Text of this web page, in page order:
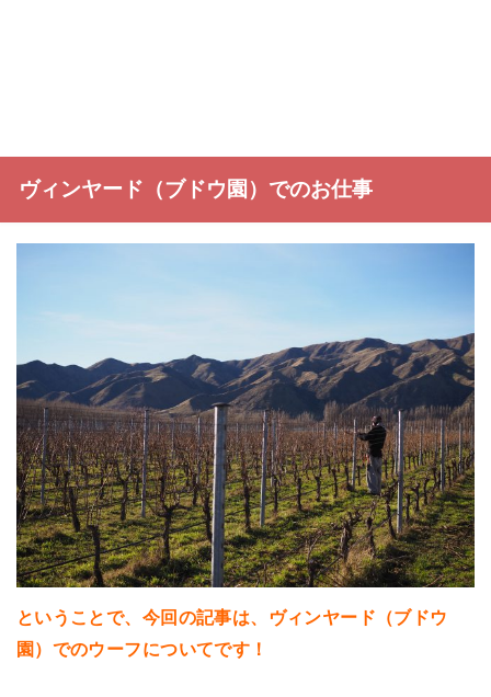
ヴィンヤード（ブドウ園）でのお仕事
ということで、今回の記事は、ヴィンヤード（ブドウ
園）でのウーフについてです！